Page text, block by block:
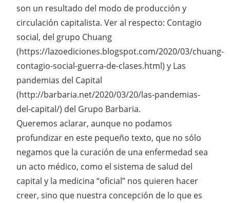
son un resultado del modo de producción y
circulación capitalista. Ver al respecto: Contagio
social, del grupo Chuang
(https://lazoediciones.blogspot.com/2020/03/chuang-
contagio-social-guerra-de-clases.html) y Las
pandemias del Capital
(http://barbaria.net/2020/03/20/las-pandemias-
del-capital/) del Grupo Barbaria.
Queremos aclarar, aunque no podamos
profundizar en este pequeño texto, que no sólo
negamos que la curación de una enfermedad sea
un acto médico, como el sistema de salud del
capital y la medicina “oficial” nos quieren hacer
creer, sino que nuestra concepción de lo que es